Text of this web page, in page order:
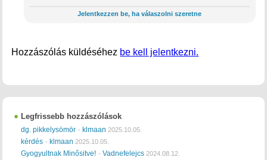
Jelentkezzen be, ha válaszolni szeretne
Hozzászólás küldéséhez be kell jelentkezni.
Legfrissebb hozzászólások
dg. pikkelysömör - klmaan 2025.10.05.
kérdés - klmaan 2025.10.05.
Gyogyultnak Minősitve! -Vadnefelejcs 2024.08.12.